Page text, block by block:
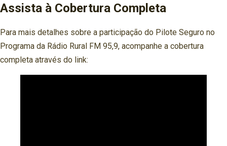
Assista à Cobertura Completa
Para mais detalhes sobre a participação do Pilote Seguro no
Programa da Rádio Rural FM 95,9, acompanhe a cobertura
completa através do link: